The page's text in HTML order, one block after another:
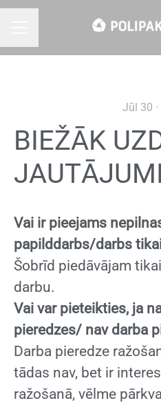
KARJERAS IZVĒLNE
Jūl 30
BIEŽĀK
JAUTĀJUMI
Vai ir pieejams
papilddarbs/darbs
Šobrīd piedāvājam
darbu.
Vai var pieteikties, ja
pieredzes/ nav darba
Darba pieredze
tādas nav, bet ir
ražošanā, vēlme